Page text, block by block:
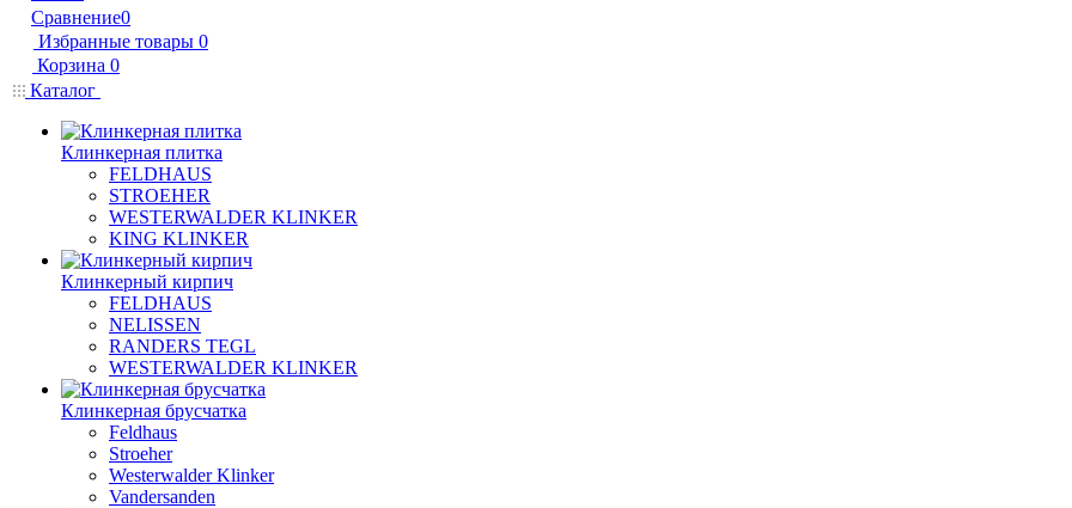
Сравнение0
Избранные товары 0
Корзина 0
Каталог
Клинкерная плитка
FELDHAUS
STROEHER
WESTERWALDER KLINKER
KING KLINKER
Клинкерный кирпич
FELDHAUS
NELISSEN
RANDERS TEGL
WESTERWALDER KLINKER
Клинкерная брусчатка
Feldhaus
Stroeher
Westerwalder Klinker
Vandersanden